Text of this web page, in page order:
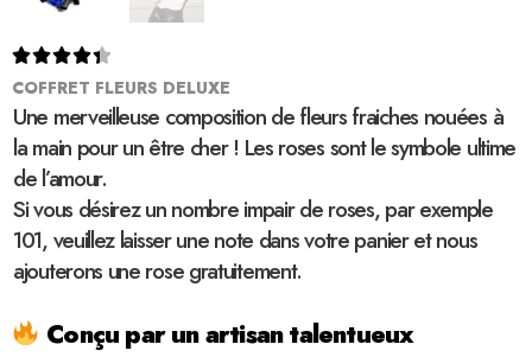

COFFRET FLEURS DELUXE
Une merveilleuse composition de fleurs fraiches nouées à
la main pour un être cher ! Les roses sont le symbole ultime
de l’amour.
Si vous désirez un nombre impair de roses, par exemple
101, veuillez laisser une note dans votre panier et nous
ajouterons une rose gratuitement.
Conçu par un artisan talentueux